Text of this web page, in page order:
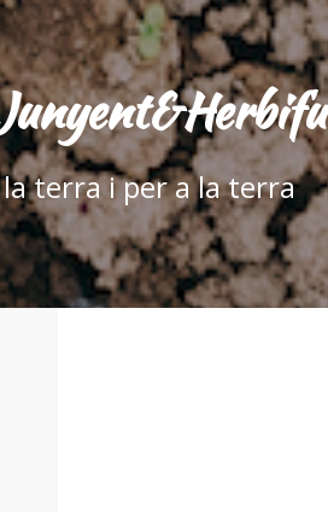
terra i per a la terra